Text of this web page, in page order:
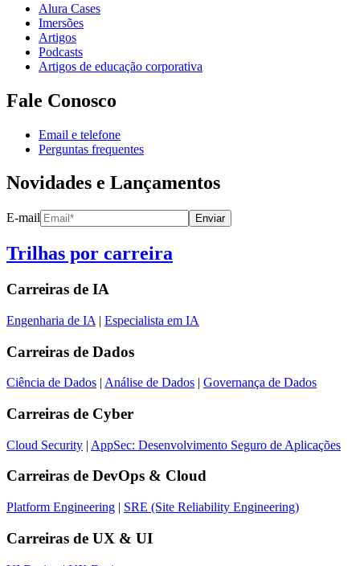
Alura Cases
Imersões
Artigos
Podcasts
Artigos de educação corporativa
Fale Conosco
Email e telefone
Perguntas frequentes
Novidades e Lançamentos
E-mail Enviar
Trilhas por carreira
Carreiras de IA
Engenharia de IA | Especialista em IA
Carreiras de Dados
Ciência de Dados | Análise de Dados | Governança de Dados
Carreiras de Cyber
Cloud Security | AppSec: Desenvolvimento Seguro de Aplicações
Carreiras de DevOps & Cloud
Platform Engineering | SRE (Site Reliability Engineering)
Carreiras de UX & UI